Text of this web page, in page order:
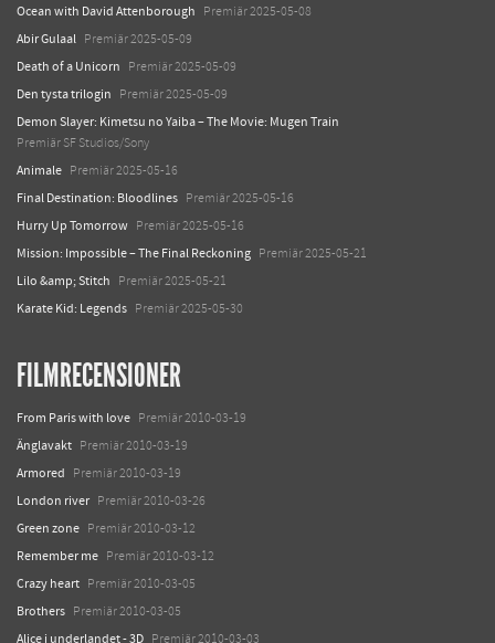
Ocean with David Attenborough Premiär 2025-05-08
Abir Gulaal Premiär 2025-05-09
Death of a Unicorn Premiär 2025-05-09
Den tysta trilogin Premiär 2025-05-09
Demon Slayer: Kimetsu no Yaiba – The Movie: Mugen Train
Premiär SF Studios/Sony
Animale Premiär 2025-05-16
Final Destination: Bloodlines Premiär 2025-05-16
Hurry Up Tomorrow Premiär 2025-05-16
Mission: Impossible – The Final Reckoning Premiär 2025-05-21
Lilo &amp; Stitch Premiär 2025-05-21
Karate Kid: Legends Premiär 2025-05-30
FILMRECENSIONER
From Paris with love Premiär 2010-03-19
Änglavakt Premiär 2010-03-19
Armored Premiär 2010-03-19
London river Premiär 2010-03-26
Green zone Premiär 2010-03-12
Remember me Premiär 2010-03-12
Crazy heart Premiär 2010-03-05
Brothers Premiär 2010-03-05
Alice i underlandet - 3D Premiär 2010-03-03